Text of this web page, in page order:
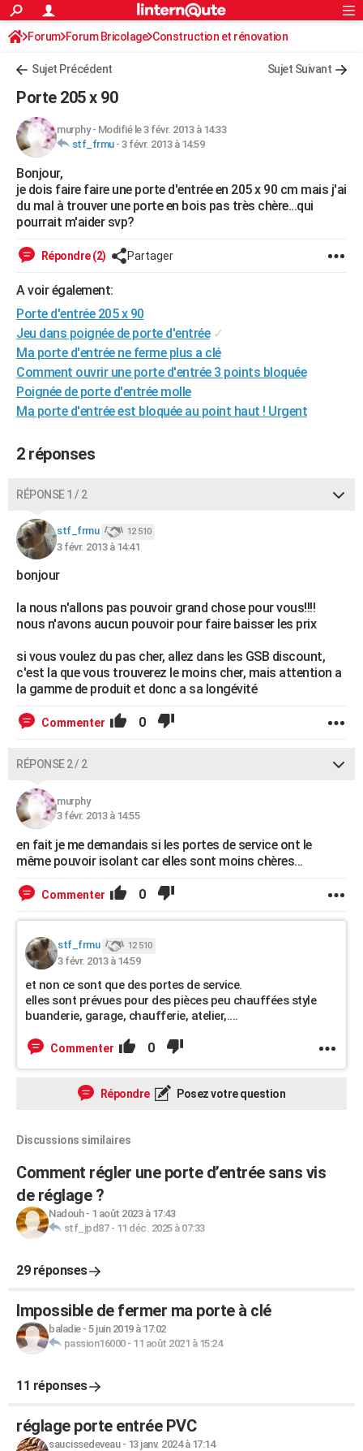
ACTUALITÉS
Politique
Société
Faits Divers
Education
Monde
Villes
+
FINANCE
Retraite
Impôts
Epargne
Immobilier
Risques naturels par ville
Banque
Assurance
Crédit
AUTO
Essais
Réserver un essai
Citadines
Berlines
SUV
Forum auto
+HIGH-TECH
Mobiles
Meilleur smartphone
Internet
Ordinateurs
Jeux vidéo
Guide high-tech
+BRICOLAGE
Forum
Aménagement intérieur
Extérieur
Cuisine
Salle de bains
Jardinage
Rangement
WEEK-END
LIFESTYLE
Art de vivre
Bien-être
Loisirs
Mode
Modes de vie
SANTE
Alimentation
Guide de la santé
Maladies
Médicaments
Sommeil
VOYAGE
Destinations
City break
Voyage nature
Voyage de noces
Forum
Climat
+PHOTO
GUIDES D'ACHAT
BONS PLANS
Dictionnaire
Biographies
Citations
Expressions
Proverbes
PROGRAMME TV
COPAINS D'AVANT
S'inscrire
Se connecter
Lycées
Collèges
Primaires
Universités
Entreprises
Service militaire
Avis de recherche
AVIS DE DÉCÈS
Bricolage
Lifestyle
Culture
Sport
Auto
Television
Voyage
Cinema
Rechercher
S'inscrire
Connexion
Forum Forum Bricolage Construction et rénovation
Sujet Précédent Sujet Suivant
Porte 205 x 90
murphy- Modifié le 3 févr. 2013 à 14:33
stf_frmu- 3 févr. 2013 à 14:59
Bonjour,
je dois faire faire une porte d'entrée en 205 x 90 cm mais j'ai
du mal à trouver une porte en bois pas très chère...qui
pourrait m'aider svp?
Répondre (2) Partager
A voir également:
Porte d'entrée 205 x 90
Jeu dans poignée de porte d'entrée ✓
Ma porte d'entrée ne ferme plus a clé
Comment ouvrir une porte d'entrée 3 points bloquée
Poignée de porte d'entrée molle
Ma porte d'entrée est bloquée au point haut ! Urgent
2 réponses
RÉPONSE 1 / 2
stf_frmu 12 510
3 févr. 2013 à 14:41
bonjour
la nous n'allons pas pouvoir grand chose pour vous!!!!
nous n'avons aucun pouvoir pour faire baisser les prix
si vous voulez du pas cher, allez dans les GSB discount,
c'est la que vous trouverez le moins cher, mais attention a
la gamme de produit et donc a sa longévité
Commenter 0
RÉPONSE 2 / 2
murphy
3 févr. 2013 à 14:55
en fait je me demandais si les portes de service ont le
même pouvoir isolant car elles sont moins chères...
Commenter 0
stf_frmu 12 510
3 févr. 2013 à 14:59
et non ce sont que des portes de service.
elles sont prévues pour des pièces peu chauffées style
buanderie, garage, chaufferie, atelier,....
Commenter 0
Répondre Posez votre question
Discussions similaires
Comment régler une porte d’entrée sans vis
de réglage ?
Nadouh- 1 août 2023 à 17:43
stf_jpd87- 11 déc. 2025 à 07:33
29 réponses
Impossible de fermer ma porte à clé
baladie- 5 juin 2019 à 17:02
passion16000- 11 août 2021 à 15:24
11 réponses
réglage porte entrée PVC
saucissedeveau- 13 janv. 2024 à 17:14